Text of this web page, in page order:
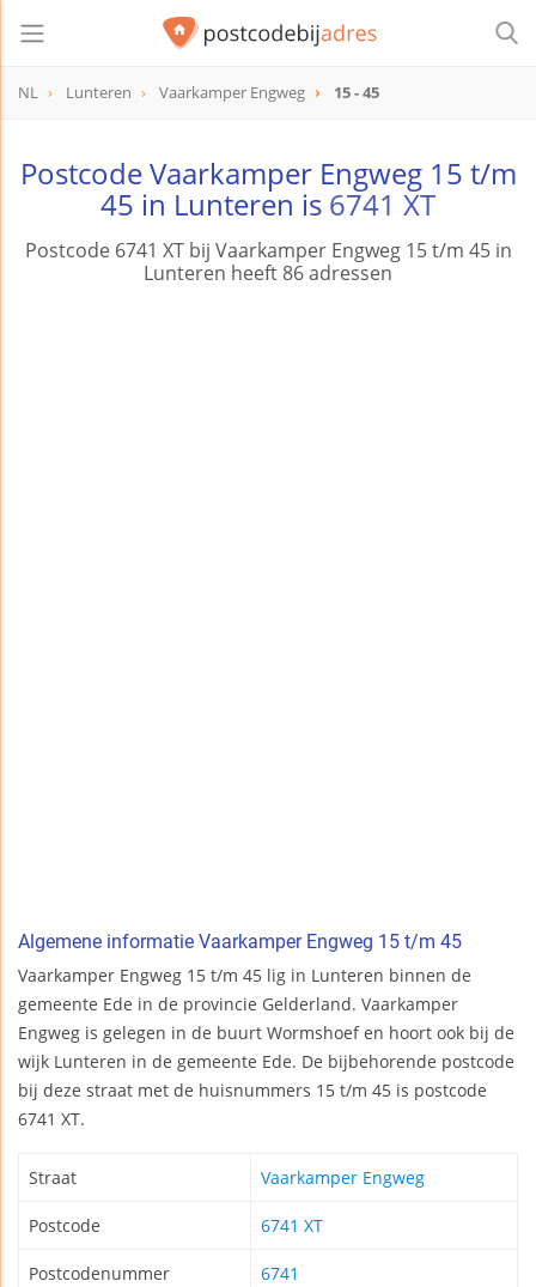
NL Lunteren Vaarkamper Engweg 15 - 45
Postcode Vaarkamper Engweg 15 t/m
45 in Lunteren is 6741 XT
Postcode 6741 XT bij Vaarkamper Engweg 15 t/m 45 in
Lunteren heeft 86 adressen
Algemene informatie Vaarkamper Engweg 15 t/m 45
Vaarkamper Engweg 15 t/m 45 lig in Lunteren binnen de
gemeente Ede in de provincie Gelderland. Vaarkamper
Engweg is gelegen in de buurt Wormshoef en hoort ook bij de
wijk Lunteren in de gemeente Ede. De bijbehorende postcode
bij deze straat met de huisnummers 15 t/m 45 is postcode
6741 XT.
Straat Vaarkamper Engweg
Postcode 6741 XT
Postcodenummer 6741